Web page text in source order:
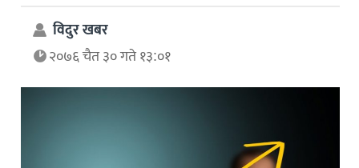
विदुर खबर
२०७६ चैत ३० गते १३:०१